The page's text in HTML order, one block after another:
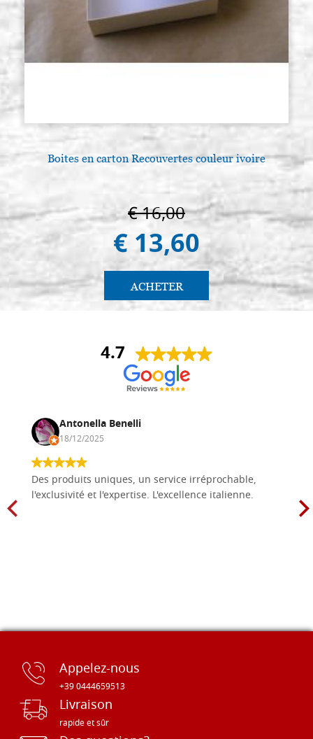
Boites en carton Recouvertes couleur ivoire
€ 16,00
€ 13,60
ACHETER
4.7
Antonella Benelli
18/12/2025
Des produits uniques, un service irréprochable,
l'exclusivité et l'expertise. L'excellence italienne.
Appelez-nous
+39 0444659513
Livraison
rapide et sûr